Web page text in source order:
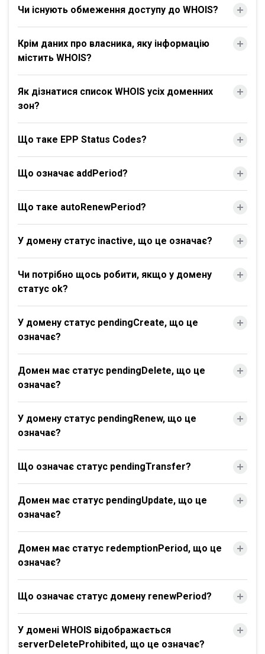
Чи існують обмеження доступу до WHOIS?
Крім даних про власника, яку інформацію
містить WHOIS?
Як дізнатися список WHOIS усіх доменних
зон?
Що таке EPP Status Codes?
Що означає addPeriod?
Що таке autoRenewPeriod?
У домену статус inactive, що це означає?
Чи потрібно щось робити, якщо у домену
статус ok?
У домену статус pendingCreate, що це
означає?
Домен має статус pendingDelete, що це
означає?
У домену статус pendingRenew, що це
означає?
Що означає статус pendingTransfer?
Домен має статус pendingUpdate, що це
означає?
Домен має статус redemptionPeriod, що це
означає?
Що означає статус домену renewPeriod?
У домені WHOIS відображається
serverDeleteProhibited, що це означає?